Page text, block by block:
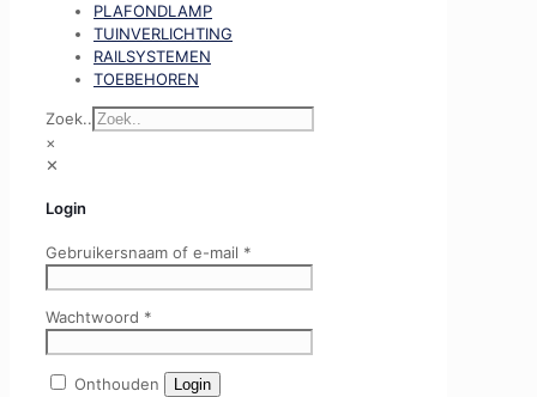
PLAFONDLAMP
TUINVERLICHTING
RAILSYSTEMEN
TOEBEHOREN
Zoek..
×
✕
Login
Gebruikersnaam of e-mail *
Wachtwoord *
Onthouden Login